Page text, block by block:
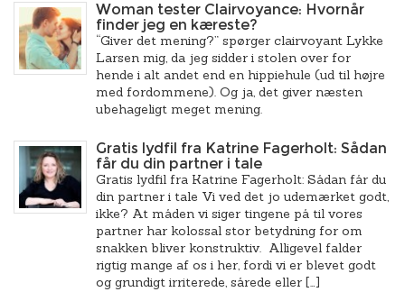
Woman tester Clairvoyance: Hvornår
finder jeg en kæreste?
“Giver det mening?” spørger clairvoyant Lykke
Larsen mig, da jeg sidder i stolen over for
hende i alt andet end en hippiehule (ud til højre
med fordommene). Og ja, det giver næsten
ubehageligt meget mening.
Gratis lydfil fra Katrine Fagerholt: Sådan
får du din partner i tale
Gratis lydfil fra Katrine Fagerholt: Sådan får du
din partner i tale Vi ved det jo udemærket godt,
ikke? At måden vi siger tingene på til vores
partner har kolossal stor betydning for om
snakken bliver konstruktiv. Alligevel falder
rigtig mange af os i her, fordi vi er blevet godt
og grundigt irriterede, sårede eller […]